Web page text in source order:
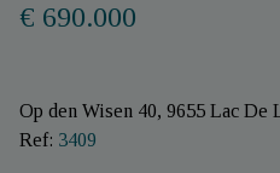
€ 690.000
Op den Wisen 40, 9655 Lac De
Ref: 3409